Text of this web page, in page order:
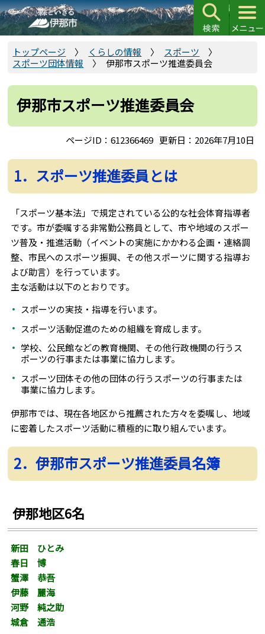
こ
の
ペ
で
トップページ くらしの情報
スポーツ
スポーツ団体情報
伊那市スポーツ推進委員会
伊那市スポーツ推進委員会
ページID：612366469 更新日：2026年7月10日
1．スポーツ推進委員とは
「スポーツ基本法」で規定されている公的な社会体育指導者
です。市が委嘱する非常勤公務員として、市や地域のスポー
ツ普及・推進活動（イベントの実施にかかわる企画・連絡調
整、市民へのスポーツ振興、その他スポーツに関する指導お
よび助言）を行っています。
主な活動は以下のとおりです。
スポーツの実技・指導を行います。
スポーツ活動促進のための組織を育成します。
学校、公民館などの教育機関、その他行政機関の行うス
ポーツの行事または事業に協力します。
スポーツ団体その他の団体の行うスポーツの行事または
事業に協力します。
伊那市では、現在各地区から推薦された方々を委嘱し、地域
に密着したスポーツ活動に積極的に取り組んでいます。
2．伊那市スポーツ推進委員名簿
伊那地区6名
新田 ひとみ
春日 博
蟹澤 恭吾
伊藤 麗海
河野 純之助
城倉 通浩